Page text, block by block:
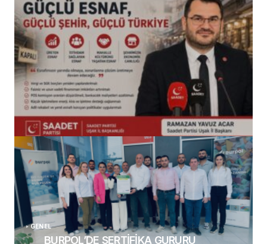
(başlıksız)
Alaattin Karahan tarafından 14/07/2026
GENEL
BURPOL’DE SERTİFİKA GURURU